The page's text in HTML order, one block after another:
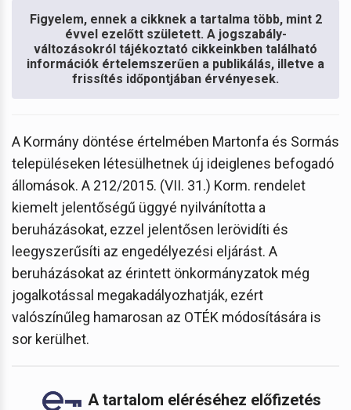
Figyelem, ennek a cikknek a tartalma több, mint 2
évvel ezelőtt született. A jogszabály-
változásokról tájékoztató cikkeinkben található
információk értelemszerűen a publikálás, illetve a
frissítés időpontjában érvényesek.
A Kormány döntése értelmében Martonfa és Sormás
településeken létesülhetnek új ideiglenes befogadó
állomások. A 212/2015. (VII. 31.) Korm. rendelet
kiemelt jelentőségű üggyé nyilvánította a
beruházásokat, ezzel jelentősen lerövidíti és
leegyszerűsíti az engedélyezési eljárást. A
beruházásokat az érintett önkormányzatok még
jogalkotással megakadályozhatják, ezért
valószínűleg hamarosan az OTÉK módosítására is
sor kerülhet.
A tartalom eléréséhez előfizetés